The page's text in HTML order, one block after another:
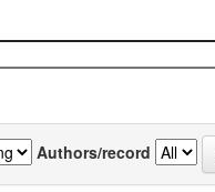
Authors/record